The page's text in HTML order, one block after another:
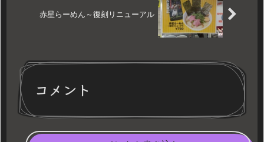
赤星らーめん～復刻リニューアル
コメント